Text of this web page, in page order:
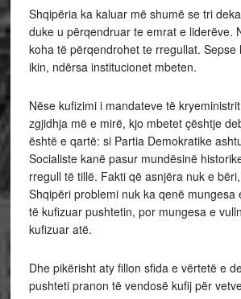
Shqipëria ka kaluar më shumë se tri
duke u përqendruar te emrat e liderëve.
koha të përqendrohet te rregullat. Sepse
ikin, ndërsa institucionet mbeten.
Nëse kufizimi i mandateve të
zgjidhja më e mirë, kjo mbetet çështje
është e qartë: si Partia Demokratike
Socialiste kanë pasur mundësinë
rregull të tillë. Fakti që asnjëra nuk e
Shqipëri problemi nuk ka qenë mungesa
të kufizuar pushtetin, por mungesa e
kufizuar atë.
Dhe pikërisht aty fillon sfida e vërtetë e
pushteti pranon të vendosë kufij për